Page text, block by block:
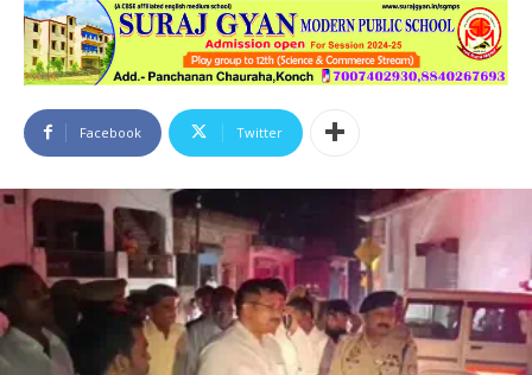
Facebook Twitter